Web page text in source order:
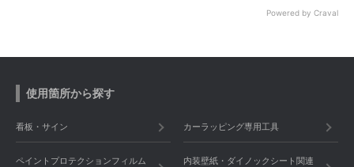
Powered by Craval
使用箇所から探す
看板・サイン カーラッピング専用工具
ペイントプロテクションフィルム
内装壁紙・ダイノックシート関連